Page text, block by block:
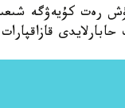
ءۇش رەت كۇيەۋگە